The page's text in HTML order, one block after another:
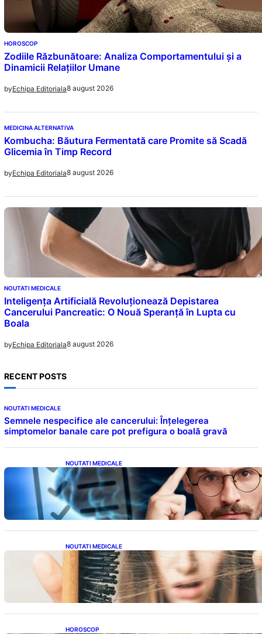
HOROSCOP
Zodiile Răzbunătoare: Analiza Comportamentului și a
Dinamicii Relațiilor Umane
byEchipa Editoriala8 august 2026
MEDICINA ALTERNATIVA
Kombucha: Băutura Fermentată care Promite să Scadă
Glicemia în Timp Record
byEchipa Editoriala8 august 2026
NOUTATI MEDICALE
Inteligența Artificială Revoluționează Depistarea
Cancerului Pancreatic: O Nouă Speranță în Lupta cu
Boala
byEchipa Editoriala8 august 2026
RECENT POSTS
NOUTATI MEDICALE
Semnele nespecifice ale cancerului: Înțelegerea
simptomelor banale care pot prefigura o boală gravă
NOUTATI MEDICALE
Inteligența dincolo de note: Semnele unui IQ
ridicat care nu țin de școală
NOUTATI MEDICALE
Semnele unei deficiențe de proteine:
Impactul asupra sănătății tale
HOROSCOP